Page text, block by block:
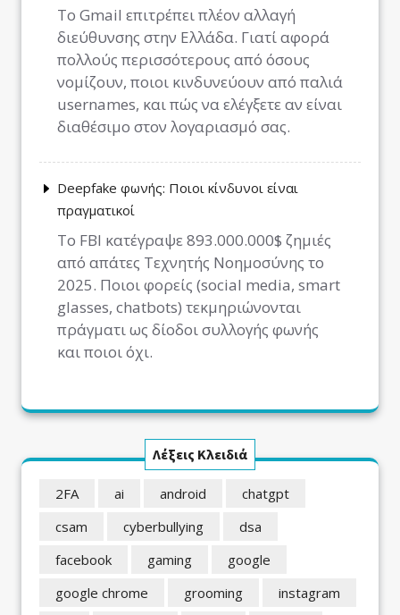
Το Gmail επιτρέπει πλέον αλλαγή
διεύθυνσης στην Ελλάδα. Γιατί αφορά
πολλούς περισσότερους από όσους
νομίζουν, ποιοι κινδυνεύουν από παλιά
usernames, και πώς να ελέγξετε αν είναι
διαθέσιμο στον λογαριασμό σας.
Deepfake φωνής: Ποιοι κίνδυνοι είναι
πραγματικοί
Το FBI κατέγραψε 893.000.000$ ζημιές
από απάτες Τεχνητής Νοημοσύνης το
2025. Ποιοι φορείς (social media, smart
glasses, chatbots) τεκμηριώνονται
πράγματι ως δίοδοι συλλογής φωνής
και ποιοι όχι.
Λέξεις Κλειδιά
2FA ai android
chatgpt
csam
cyberbullying
dsa
facebook
gaming
google
google chrome
grooming
instagram